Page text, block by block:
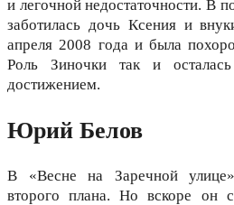
и легочной недостаточности. В
заботилась дочь Ксения и
апреля 2008 года и была
Роль Зиночки так и
достижением.
Юрий Белов
В «Весне на Заречной
второго плана. Но вскоре он